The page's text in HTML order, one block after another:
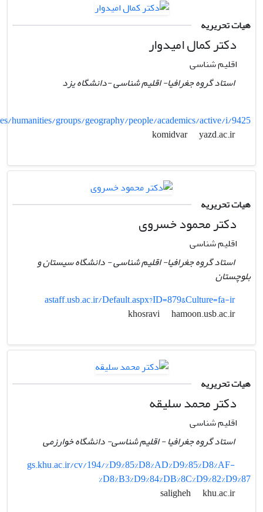
هیات تحریریه
دکتر کمال امیدوار
اقلیم شناسی
استاد گروه جغرافیا- اقلیم شناسی -دانشگاه یزد
humanities/groups/geography/people/academics/active/i/9425
komidvar
yazd.ac.ir
هیات تحریریه
دکتر محمود خسروی
اقلیم شناسی
استاد گروه جغرافیا- اقلیم شناسی - دانشگاه سیستان و
بلوچستان
astaff.usb.ac.ir/Default.aspx?ID=879&Culture=fa-ir
khosravi
hamoon.usb.ac.ir
هیات تحریریه
دکتر محمد سلیقه
اقلیم شناسی
استاد گروه جغرافیا - اقلیم شناسی- دانشگاه خوارزمی
gs.khu.ac.ir/cv/194/%D9%85%D8%AD%D9%85%D8%AF-
%D8%B3%D9%84%DB%8C%D9%82%D9%87
saligheh
khu.ac.ir